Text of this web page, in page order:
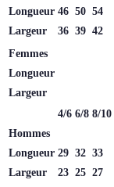
Longueur 46 50 54
Largeur
36 39 42
Femmes
Longueur
Largeur
4/6 6/8 8/10
Hommes
Longueur 29 32 33
Largeur
23 25 27